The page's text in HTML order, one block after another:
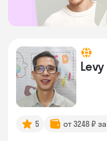
Levy
5 от 3248 ₽